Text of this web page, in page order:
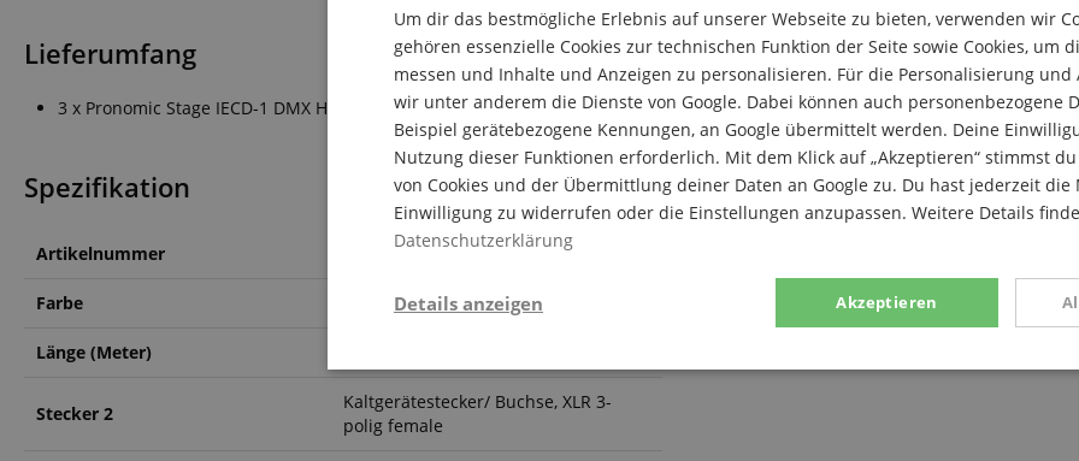
Lieferumfang
3 x Pronomic Stage IECD-1 DMX Hybridkabel C/DMX 1m
Spezifikation
Artikelnummer 00052354
Farbe Schwarz
Länge (Meter)
Stecker 2
Kaltgerätestecker/ Buchse, XLR 3-
polig female
Um dir das bestmögliche Erlebnis auf unserer Webseite zu bieten, verwenden wir
gehören essenzielle Cookies zur technischen Funktion der Seite sowie Cookies, um
messen und Inhalte und Anzeigen zu personalisieren. Für die Personalisierung und
wir unter anderem die Dienste von Google. Dabei können auch personenbezogene
Beispiel gerätebezogene Kennungen, an Google übermittelt werden. Deine
Nutzung dieser Funktionen erforderlich. Mit dem Klick auf „Akzeptieren“ stimmst
von Cookies und der Übermittlung deiner Daten an Google zu. Du hast jederzeit die
Einwilligung zu widerrufen oder die Einstellungen anzupassen. Weitere Details
Datenschutzerklärung
Akzeptieren
Details anzeigen
Statistik Marketing